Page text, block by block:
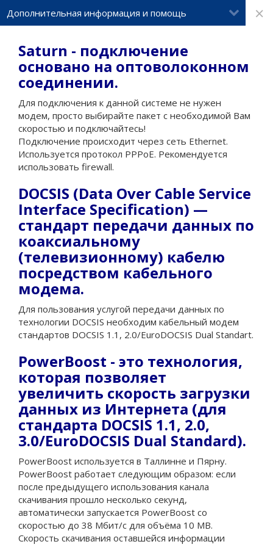
Дополнительная информация и помощь ×
Saturn - подключение
основано на оптоволоконном
соединении.
Для подключения к данной системе не нужен
модем, просто выбирайте пакет с необходимой Вам
скоростью и подключайтесь!
Подключение происходит через сеть Ethernet.
Используется протокол PPPoE. Рекомендуется
использовать firewall.
DOCSIS (Data Over Cable Service
Interface Specification) —
стандарт передачи данных по
коаксиальному
(телевизионному) кабелю
посредством кабельного
модема.
Для пользования услугой передачи данных по
технологии DOCSIS необходим кабельный модем
стандартов DOCSIS 1.1, 2.0/EuroDOCSIS Dual Standart.
PowerBoost - это технология,
которая позволяет
увеличить скорость загрузки
данных из Интернета (для
стандарта DOCSIS 1.1, 2.0,
3.0/EuroDOCSIS Dual Standard).
PowerBoost используется в Таллинне и Пярну.
PowerBoost работает следующим образом: если
после предыдущего использования канала
скачивания прошло несколько секунд,
автоматически запускается PowerBoost со
скоростью до 38 Мбит/с для объёма 10 MВ.
Скорость скачивания оставшейся информации